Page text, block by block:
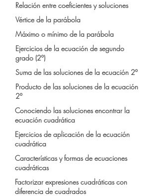
Relación entre coeficientes y soluciones
Vértice de la parábola
Máximo o mínimo de la parábola
Ejercicios de la ecuación de segundo
grado (2º)
Suma de las soluciones de la ecuación 2º
Producto de las soluciones de la ecuación
2º
Conociendo las soluciones encontrar la
ecuación cuadrática
Ejercicios de aplicación de la ecuación
cuadrática
Características y formas de ecuaciones
cuadráticas
Factorizar expresiones cuadráticas con
diferencia de cuadrados